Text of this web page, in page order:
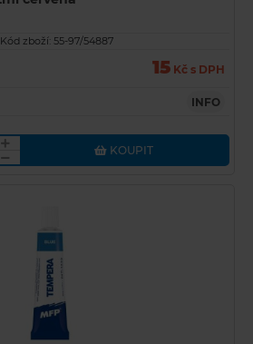
zboží: 55-97/54887
15 Kč s DPH
INFO
KOUPIT